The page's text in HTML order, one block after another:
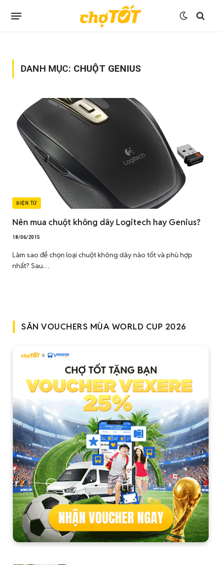
DANH MỤC: CHUỘT GENIUS
ĐIỆN TỬ
Nên mua chuột không dây Logitech hay Genius?
18/06/2015
Làm sao để chọn loại chuột không dây nào tốt và phù hợp
nhất? Sau…
SĂN VOUCHERS MÙA WORLD CUP 2026